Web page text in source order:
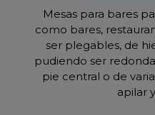
Mesas para bares
como bares,
ser plegables, de
pudiendo ser
pie central o de
apilar